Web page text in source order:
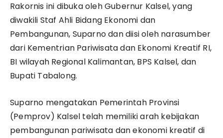
Rakornis ini dibuka oleh Gubernur Kalsel, yang
diwakili Staf Ahli Bidang Ekonomi dan
Pembangunan, Suparno dan diisi oleh narasumber
dari Kementrian Pariwisata dan Ekonomi Kreatif RI,
BI wilayah Regional Kalimantan, BPS Kalsel, dan
Bupati Tabalong.
Suparno mengatakan Pemerintah Provinsi
(Pemprov) Kalsel telah memiliki arah kebijakan
pembangunan pariwisata dan ekonomi kreatif di